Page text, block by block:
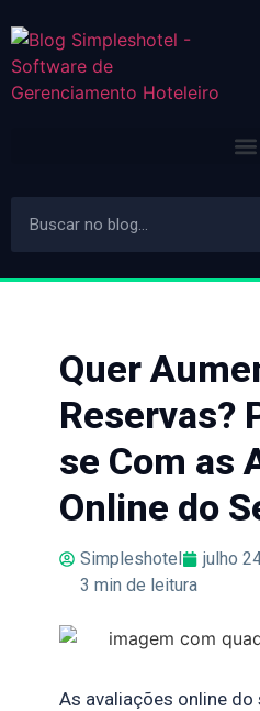
Quer
Reservas?
se Com as
Online do
Simpleshotel julho
3 min de leitura
As avaliações online